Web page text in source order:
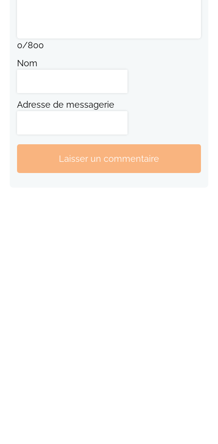
0/800
Nom
Adresse de messagerie
Laisser un commentaire